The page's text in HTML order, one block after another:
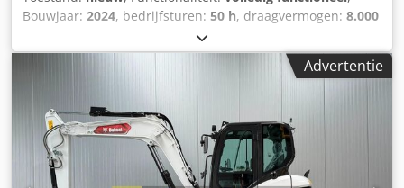
Bouwjaar: 2024, bedrijfsturen: 50 h, draagvermogen: 8.000
, vrije hefhoogte:
brandstoftype:diesel, masttype:triplex, bouwhoogte:
2.780 mm
leeggewicht:12.406 kg, aandrijftype:
Dieselvorkheftrucks Lastzwaartepunt: 600 Vorkbreedte: 180
mm Dcodpfx Agsxr R Efjuek Vorkdikte: 75 mm ISO-klasse:
Terminal West Masttype: Triplex Transmissie: omvormer
Advertentie